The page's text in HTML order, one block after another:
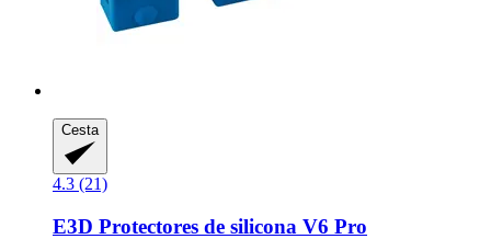
Cesta
4.3 (21)
E3D Protectores de silicona V6 Pro